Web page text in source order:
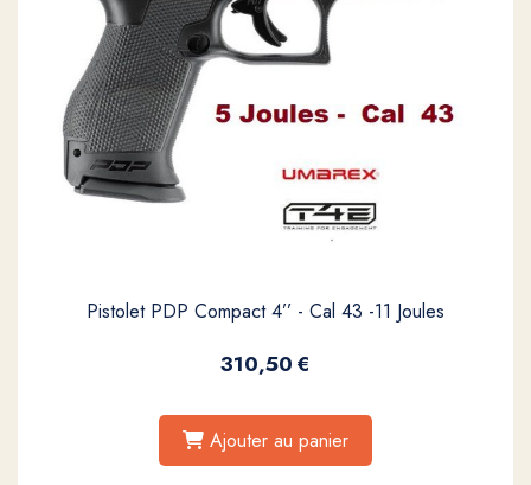
Pistolet PDP Compact 4’’ - Cal 43 -11 Joules
310,50€
Ajouter au panier